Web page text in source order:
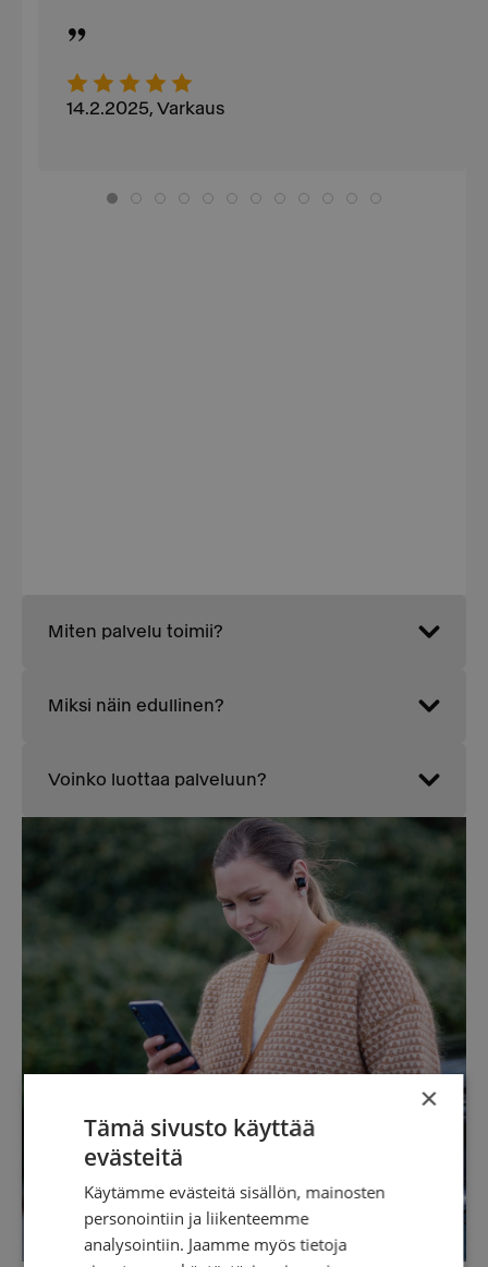
Miten palvelu toimii?
Miksi näin edullinen?
Voinko luottaa palveluun?
×
Tämä sivusto käyttää
evästeitä
Käytämme evästeitä sisällön, mainosten
personointiin ja liikenteemme
analysointiin. Jaamme myös tietoja